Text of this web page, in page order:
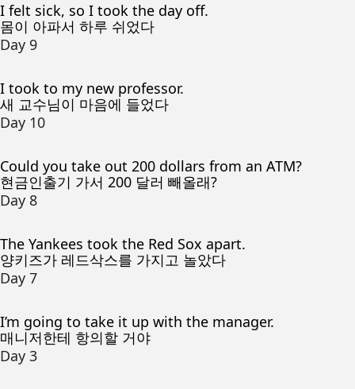
I felt sick, so I took the day off.
몸이 아파서 하루 쉬었다
Day 9
I took to my new professor.
새 교수님이 마음에 들었다
Day 10
Could you take out 200 dollars from an ATM?
현금인출기 가서 200 달러 빼올래?
Day 8
The Yankees took the Red Sox apart.
양키즈가 레드삭스를 가지고 놀았다
Day 7
I’m going to take it up with the manager.
매니저한테 항의할 거야
Day 3